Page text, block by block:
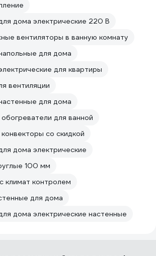
дома электрические 220 В
вентиляторы в ванную комнату
для дома
для квартиры
вентиляции
для дома
для ванной
со скидкой
дома электрические
100 мм
климат контролем
для дома
дома электрические настенные